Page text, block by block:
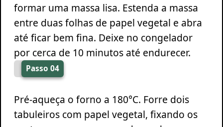
formar uma massa lisa. Estenda a massa
entre duas folhas de papel vegetal e abra
até ficar bem fina. Deixe no congelador
por cerca de 10 minutos até endurecer.
Passo 04
Pré-aqueça o forno a 180°C. Forre dois
tabuleiros com papel vegetal, fixando os